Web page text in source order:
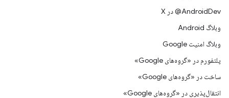
‫‎@AndroidDev در X
وبلاگ Android
وبلاگ امنیت Google
پلتفورم در «گروه‌های Google»
ساخت در «گروه‌های Google»
انتقال‌پذیری در «گروه‌های Google»